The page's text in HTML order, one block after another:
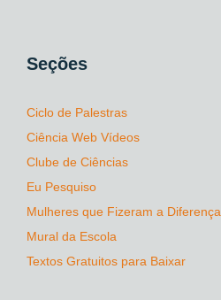
Seções
Ciclo de Palestras
Ciência Web Vídeos
Clube de Ciências
Eu Pesquiso
Mulheres que Fizeram a Diferença
Mural da Escola
Textos Gratuitos para Baixar